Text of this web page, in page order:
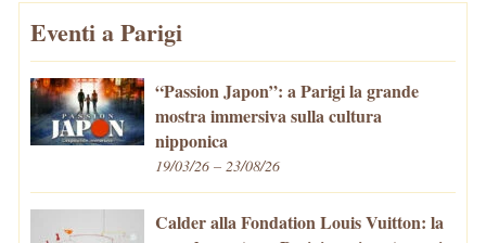
Eventi a Parigi
“Passion Japon”: a Parigi la grande
mostra immersiva sulla cultura
nipponica
19/03/26 – 23/08/26
Calder alla Fondation Louis Vuitton: la